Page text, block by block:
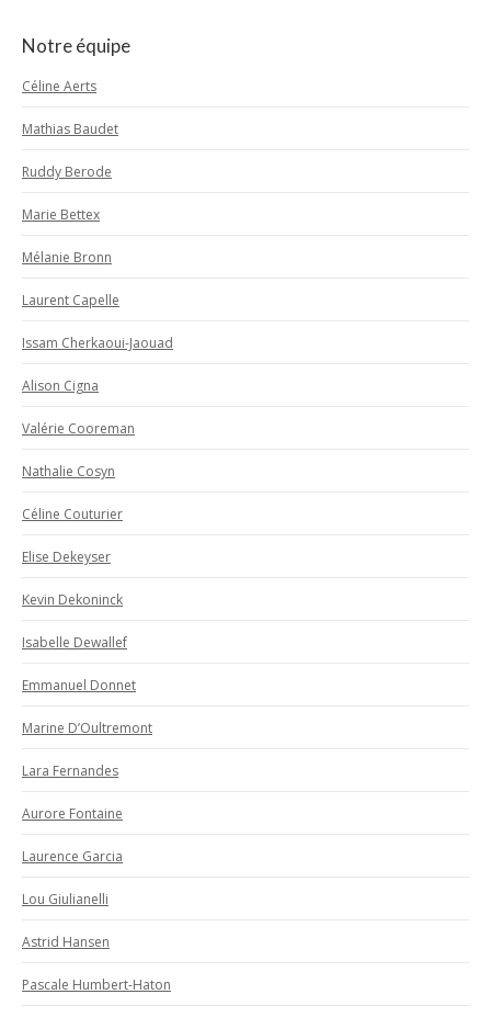
Notre équipe
Céline Aerts
Mathias Baudet
Ruddy Berode
Marie Bettex
Mélanie Bronn
Laurent Capelle
Issam Cherkaoui-Jaouad
Alison Cigna
Valérie Cooreman
Nathalie Cosyn
Céline Couturier
Elise Dekeyser
Kevin Dekoninck
Isabelle Dewallef
Emmanuel Donnet
Marine D’Oultremont
Lara Fernandes
Aurore Fontaine
Laurence Garcia
Lou Giulianelli
Astrid Hansen
Pascale Humbert-Haton